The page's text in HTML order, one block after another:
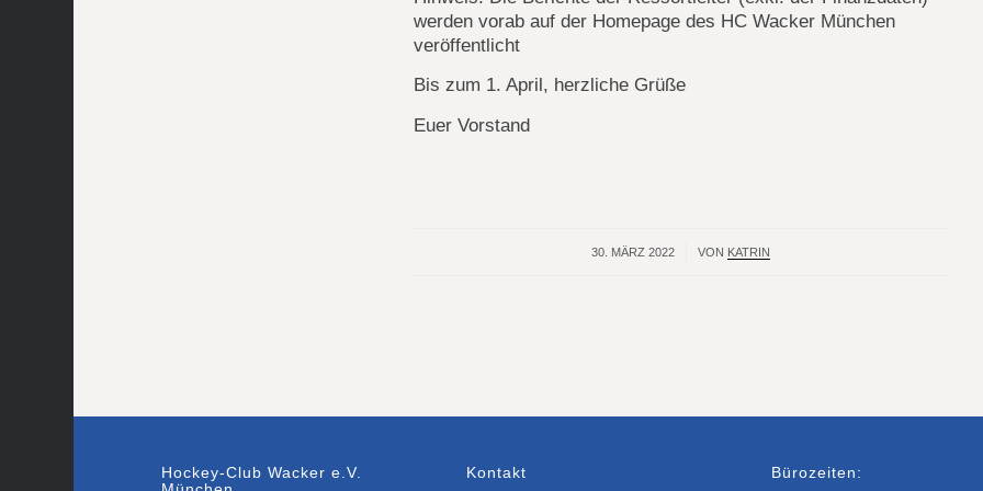
werden vorab auf der Homepage des HC Wacker München
veröffentlicht
Bis zum 1. April, herzliche Grüße
Euer Vorstand
30. MÄRZ 2022
/ VON KATRIN
Hockey-Club Wacker e.V.
Kontakt Bürozeiten: